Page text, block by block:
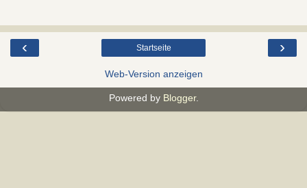
‹ ›
Startseite
Web-Version anzeigen
Powered by Blogger.